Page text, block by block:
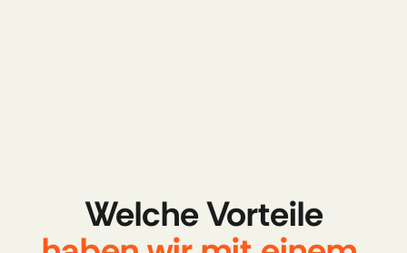
Welche Vorteile